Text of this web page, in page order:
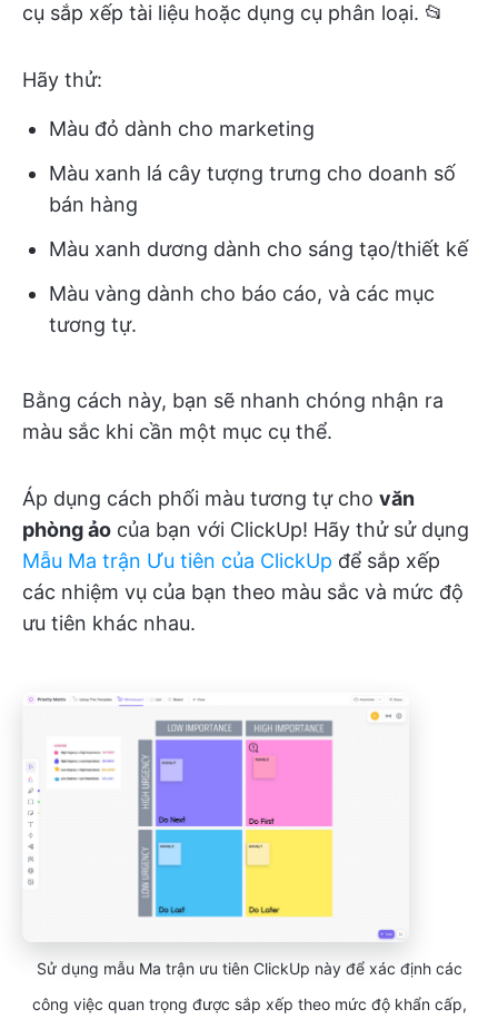
cụ sắp xếp tài liệu hoặc dụng cụ phân loại. 📂
Hãy thử:
Màu đỏ dành cho marketing
Màu xanh lá cây tượng trưng cho doanh số
bán hàng
Màu xanh dương dành cho sáng tạo/thiết kế
Màu vàng dành cho báo cáo, và các mục
tương tự.
Bằng cách này, bạn sẽ nhanh chóng nhận ra
màu sắc khi cần một mục cụ thể.
Áp dụng cách phối màu tương tự cho văn
phòng ảo của bạn với ClickUp! Hãy thử sử dụng
Mẫu Ma trận Ưu tiên của ClickUp để sắp xếp
các nhiệm vụ của bạn theo màu sắc và mức độ
ưu tiên khác nhau.
Sử dụng mẫu Ma trận ưu tiên ClickUp này để xác định các
công việc quan trọng được sắp xếp theo mức độ khẩn cấp,